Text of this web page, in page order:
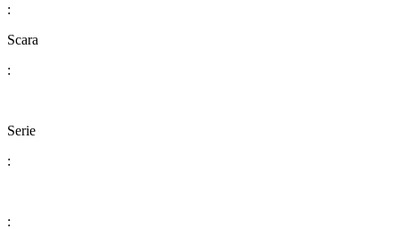
:
​​​​​​​​​​​​​​Scara
:
Serie
:
: